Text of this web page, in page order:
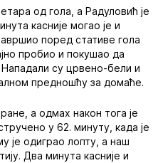
од гола, а Радуловић је
касније могао је и
поред стативе гола
пробио и покушао да
Нападали су црвено-бели и
предношћу за домаће.
а одмах након тога је
у 62. минуту, када је
је одиграо лопту, а наш
Два минута касније и